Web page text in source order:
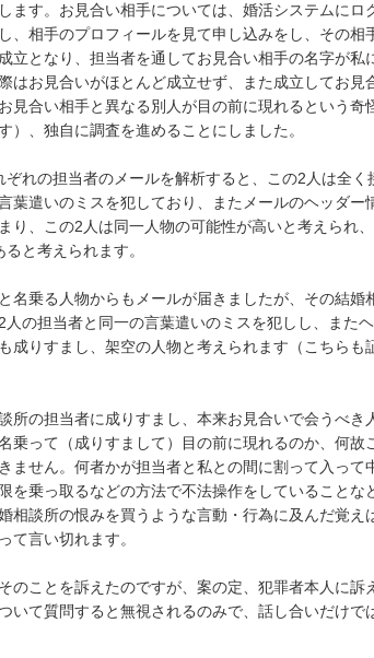
ます。お見合い相手については、婚活システムにロ
、相手のプロフィールを見て申し込みをし、その相
立となり、担当者を通してお見合い相手の名字が私
はお見合いがほとんど成立せず、また成立してお見
見合い相手と異なる別人が目の前に現れるという奇
）、独自に調査を進めることにしました。
れの担当者のメールを解析すると、この2人は全く
葉遣いのミスを犯しており、またメールのヘッダー
り、この2人は同一人物の可能性が高いと考えられ
と考えられます。
名乗る人物からもメールが届きましたが、その結婚
の担当者と同一の言葉遣いのミスを犯しし、また
成りすまし、架空の人物と考えられます（こちらも
所の担当者に成りすまし、本来お見合いで会うべき
乗って（成りすまして）目の前に現れるのか、何故
ません。何者かが担当者と私との間に割って入って
を乗っ取るなどの方法で不法操作をしていることな
相談所の恨みを買うような言動・行為に及んだ覚え
て言い切れます。
のことを訴えたのですが、案の定、犯罪者本人に訴
いて質問すると無視されるのみで、話し合いだけで